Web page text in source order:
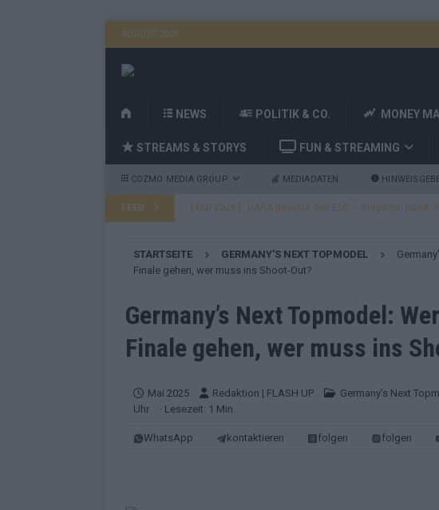
AUGUST 2026
H
M
E
NEWS POLITIK & CO. MONEY
STREAMS & STORYS FUN & STREAMING
COZMO MEDIA GROUP MEDIADATEN
FEED [ Mai 2026 ] DARA gewinnt den ESC – Bulgarien
JJ, Lordi, Verka Serduchka und Billy Joel –
EUROVISION
[ Mai 2026 ] ESC-Finale morgen: Finnland Favorit,
[ Mai 2026 ] „Douze Points“ – wie eine Zahl zur Ikone
STARTSEITE GERMANY'S NEXT TOPMODEL
Finale gehen, wer muss ins Shoot-Out?
Germany’s Next Topmodel:
Finale gehen, wer muss ins
Mai 2025 Redaktion | FLASH UP Germany's Next
Uhr
· Lesezeit: 1 Min.
WhatsApp kontaktieren folgen folgen